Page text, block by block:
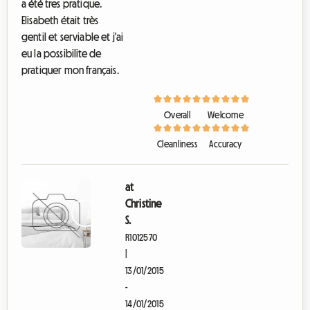
v
é
-
C
e
n
t
r
e
a été tres pratique.
Elisabeth était très
gentil et serviable et j'ai
eu la possibilite de
pratiquer mon français.
Overall Welcome
Cleanliness Accuracy
at
Christine
S.
R1012570
13/01/2015
-
14/01/2015